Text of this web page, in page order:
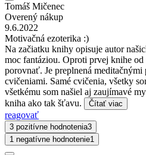
Tomáš Mičenec
Overený nákup
9.6.2022
Motivačná ezoterika :)
Na začiatku knihy opisuje autor
moc fantáziou. Oproti prvej knihe od
porovnať. Je preplnená meditačnými
cvičeniami. Samé cvičenia, všetky
všetkému som našiel aj zaujímavé
kniha ako tak šťavu.
Čítať viac
reagovať
3 pozitívne hodnotenia3
1 negatívne hodnotenie1